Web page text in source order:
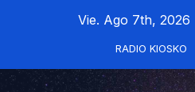
Vie. Ago 7th, 2026
RADIO KIOSKO